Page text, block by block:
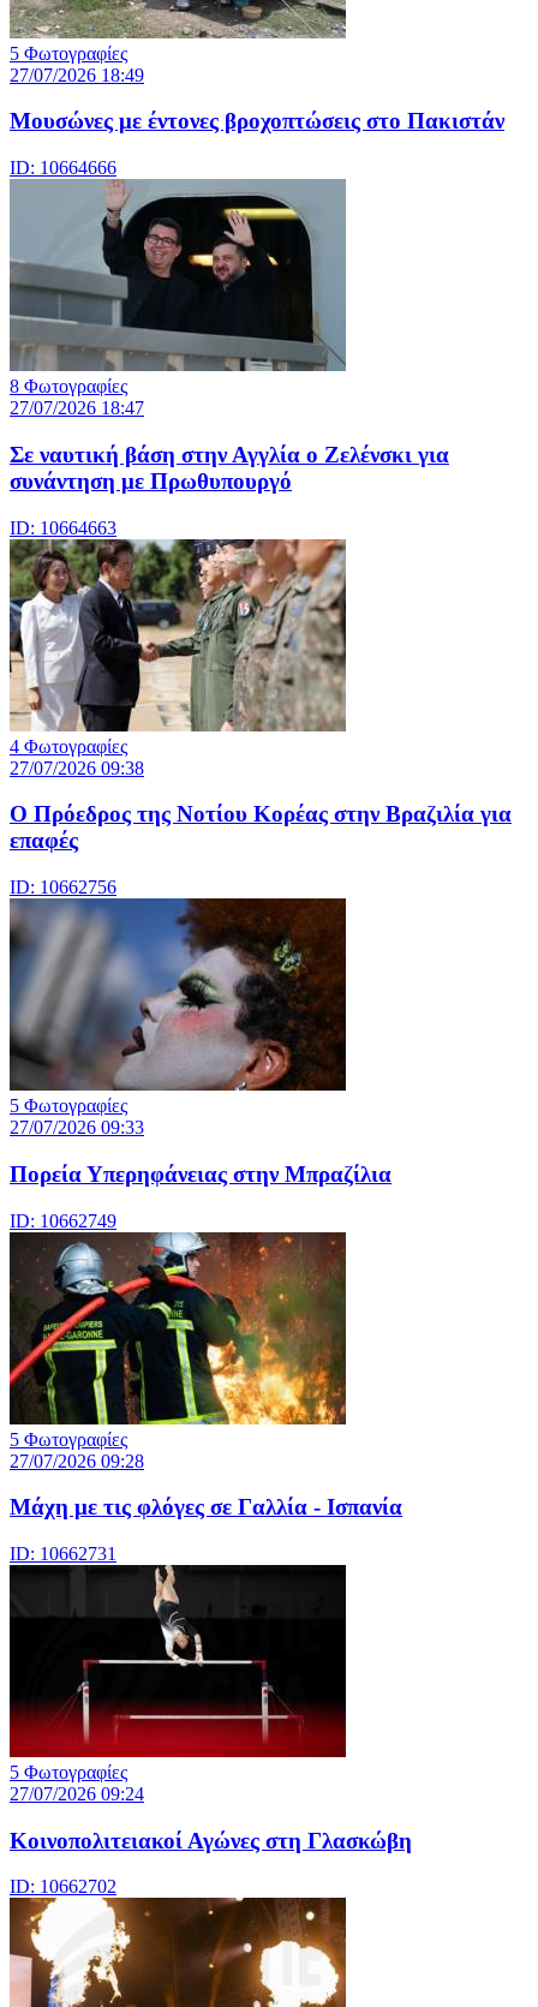
5 Φωτογραφίες
27/07/2026 18:49
Μουσώνες με έντονες βροχοπτώσεις στο Πακιστάν
ID: 10664666
8 Φωτογραφίες
27/07/2026 18:47
Σε ναυτική βάση στην Αγγλία ο Ζελένσκι για
συνάντηση με Πρωθυπουργό
ID: 10664663
4 Φωτογραφίες
27/07/2026 09:38
Ο Πρόεδρος της Νοτίου Κορέας στην Βραζιλία για
επαφές
ID: 10662756
5 Φωτογραφίες
27/07/2026 09:33
Πορεία Υπερηφάνειας στην Μπραζίλια
ID: 10662749
5 Φωτογραφίες
27/07/2026 09:28
Μάχη με τις φλόγες σε Γαλλία - Ισπανία
ID: 10662731
5 Φωτογραφίες
27/07/2026 09:24
Κοινοπολιτειακοί Αγώνες στη Γλασκώβη
ID: 10662702